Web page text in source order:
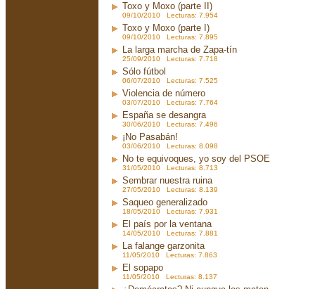
Toxo y Moxo (parte II)
09/10/2010 Lecturas: 7.954
Toxo y Moxo (parte I)
09/10/2010 Lecturas: 7.895
La larga marcha de Zapa-tín
25/09/2010 Lecturas: 7.718
Sólo fútbol
06/07/2010 Lecturas: 7.525
Violencia de número
03/07/2010 Lecturas: 7.764
España se desangra
30/06/2010 Lecturas: 7.496
¡No Pasabán!
03/06/2010 Lecturas: 8.098
No te equivoques, yo soy del PSOE
31/05/2010 Lecturas: 8.713
Sembrar nuestra ruina
27/05/2010 Lecturas: 8.139
Saqueo generalizado
18/05/2010 Lecturas: 7.931
El país por la ventana
14/05/2010 Lecturas: 7.881
La falange garzonita
11/05/2010 Lecturas: 7.863
El sopapo
11/05/2010 Lecturas: 8.137